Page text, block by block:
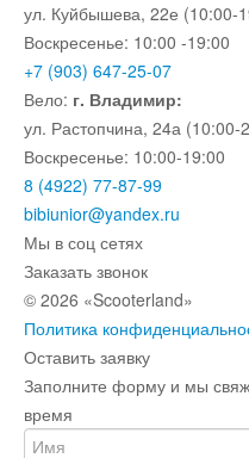
ул. Куйбышева, 22е (10:00-
Воскресенье: 10:00 -19:00
+7 (903) 647-25-07
Вело: г. Владимир:
ул. Растопчина, 24а (10:00-
Воскресенье: 10:00-19:00
8 (4922) 77-87-99
bibiunior@yandex.ru
Мы в соц сетях
Заказать звонок
© 2026 «Scooterland»
Политика
Оставить заявку
Заполните форму и мы
время